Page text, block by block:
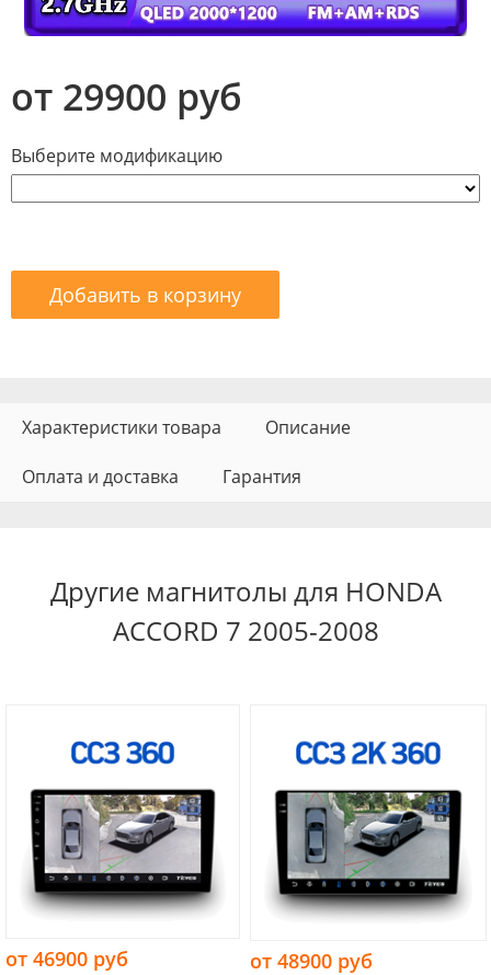
от 29900 руб
Выберите модификацию
Добавить в корзину
Характеристики товара Описание
Оплата и доставка Гарантия
Другие магнитолы для HONDA
ACCORD 7 2005-2008
от 46900 руб от 48900 руб